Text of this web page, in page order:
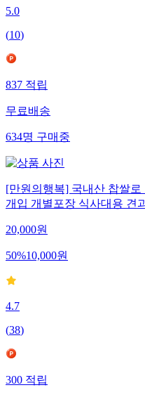
5.0
(10)
837적립
무료배송
634명구매중
[만원의행복] 국내산 찹쌀로
개입 개별포장 식사대용 견
20,000원
50%10,000원
4.7
(38)
300적립